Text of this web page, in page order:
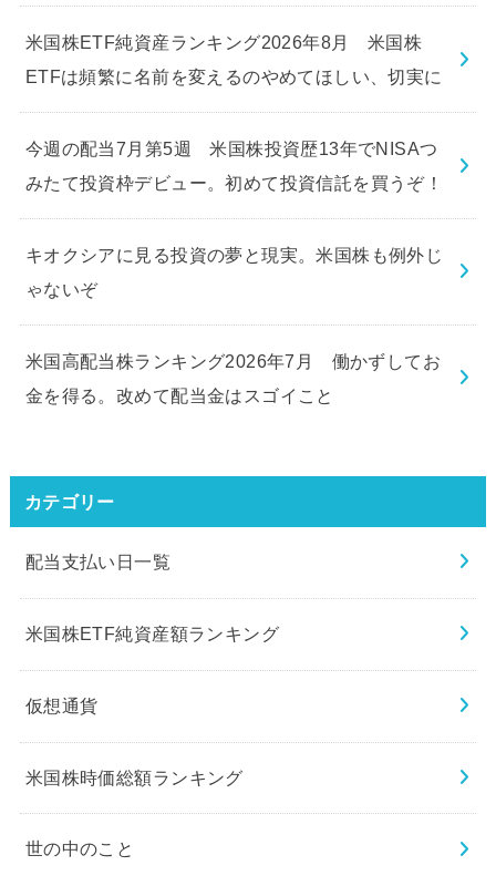
米国株ETF純資産ランキング2026年8月 米国株
ETFは頻繁に名前を変えるのやめてほしい、切実に
今週の配当7月第5週 米国株投資歴13年でNISAつ
みたて投資枠デビュー。初めて投資信託を買うぞ！
キオクシアに見る投資の夢と現実。米国株も例外じ
ゃないぞ
米国高配当株ランキング2026年7月 働かずしてお
金を得る。改めて配当金はスゴイこと
カテゴリー
配当支払い日一覧
米国株ETF純資産額ランキング
仮想通貨
米国株時価総額ランキング
世の中のこと